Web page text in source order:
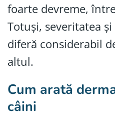
foarte devreme,
Totuși, severitatea
diferă considerabil
altul.
Cum arată
câini